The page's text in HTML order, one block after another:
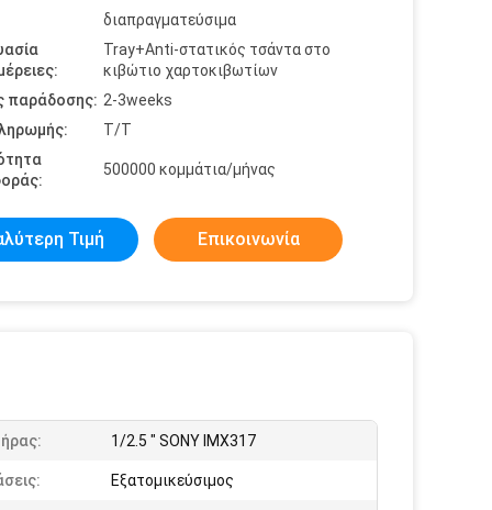
διαπραγματεύσιμα
Tray+Anti-στατικός τσάντα στο
κιβώτιο χαρτοκιβωτίων
παράδοσης: 2-3weeks
T/T
500000 κομμάτια/μήνας
Τιμή Επικοινωνία
1/2.5 " SONY IMX317
Εξατομικεύσιμος